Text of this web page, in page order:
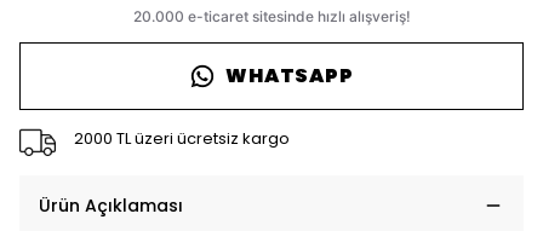
WHATSAPP
2000 TL üzeri ücretsiz kargo
Ürün Açıklaması